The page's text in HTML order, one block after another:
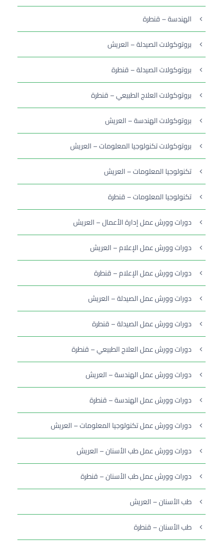
الهندسة – قنطرة
بروتوكولات الصيدلة – العريش
بروتوكولات الصيدلة – قنطرة
بروتوكولات العلاج الطبيعي – قنطرة
بروتوكولات الهندسة – العريش
بروتوكولات تكنولوجيا المعلومات – العريش
تكنولوجيا المعلومات – العريش
تكنولوجيا المعلومات – قنطرة
دورات وورش عمل إدارة الأعمال – العريش
دورات وورش عمل الإعلام – العريش
دورات وورش عمل الإعلام – قنطرة
دورات وورش عمل الصيدلة – العريش
دورات وورش عمل الصيدلة – قنطرة
دورات وورش عمل العلاج الطبيعي – قنطرة
دورات وورش عمل الهندسة – العريش
دورات وورش عمل الهندسة – قنطرة
دورات وورش عمل تكنولوجيا المعلومات – العريش
دورات وورش عمل طب الأسنان – العريش
دورات وورش عمل طب الأسنان – قنطرة
طب الأسنان – العريش
طب الأسنان – قنطرة